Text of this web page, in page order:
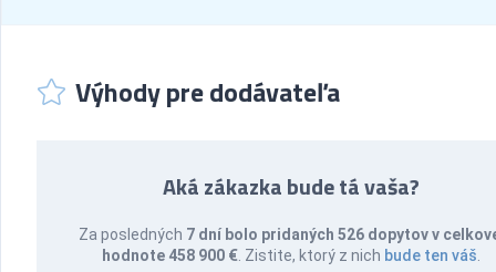
Výhody pre dodávateľa
Aká zákazka bude tá vaša?
Za posledných 7 dní bolo pridaných 526 dopytov v
hodnote 458 900 € . Zistite, ktorý z nich bude ten váš